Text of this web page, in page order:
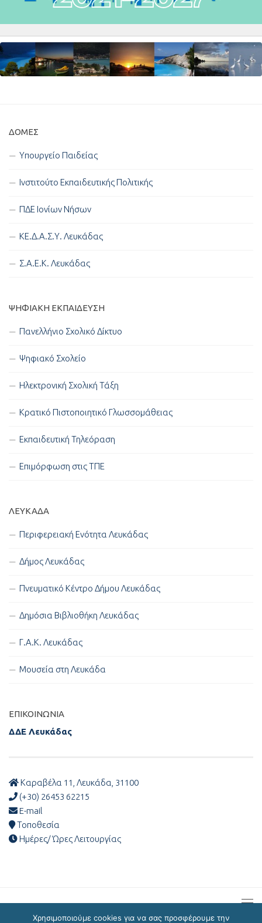
ΔΟΜΈΣ
Υπουργείο Παιδείας
Ινστιτούτο Εκπαιδευτικής Πολιτικής
ΠΔΕ Ιονίων Νήσων
ΚΕ.Δ.Α.Σ.Υ. Λευκάδας
Σ.Α.Ε.Κ. Λευκάδας
ΨΗΦΙΑΚΉ ΕΚΠΑΊΔΕΥΣΗ
Πανελλήνιο Σχολικό Δίκτυο
Ψηφιακό Σχολείο
Ηλεκτρονική Σχολική Τάξη
Κρατικό Πιστοποιητικό Γλωσσομάθειας
Εκπαιδευτική Τηλεόραση
Επιμόρφωση στις ΤΠΕ
ΛΕΥΚΑΔΑ
Περιφερειακή Ενότητα Λευκάδας
Δήμος Λευκάδας
Πνευματικό Κέντρο Δήμου Λευκάδας
Δημόσια Βιβλιοθήκη Λευκάδας
Γ.Α.Κ. Λευκάδας
Μουσεία στη Λευκάδα
ΕΠΙΚΟΙΝΩΝΊΑ
ΔΔΕ Λευκάδας
Καραβέλα 11, Λευκάδα, 31100
(+30) 26453 62215
E-mail
Τοποθεσία
Ημέρες/ Ώρες Λειτουργίας
Χρησιμοποιούμε cookies για να σας προσφέρουμε την